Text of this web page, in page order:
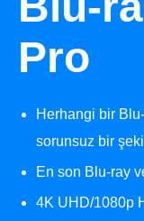
Pro
Herhangi bir
sorunsuz bir
En son Blu-ray
4K UHD/1080p